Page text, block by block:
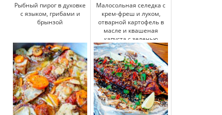
Рыбный пирог в духовке
с языком, грибами и
брынзой
Малосольная селедка с
крем-фреш и луком,
отварной картофель в
масле и квашеная
капуста с зеленью